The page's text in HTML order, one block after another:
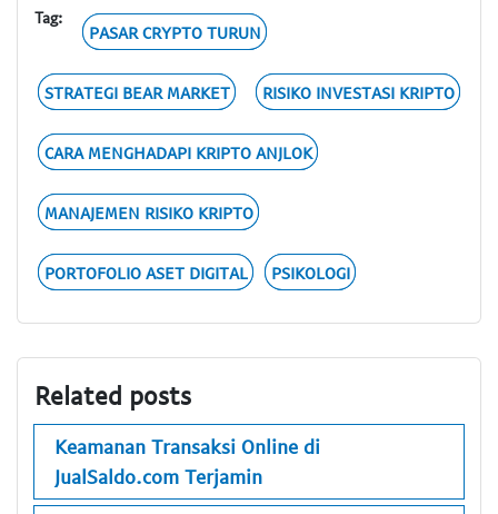
Tag:
PASAR CRYPTO TURUN
STRATEGI BEAR MARKET RISIKO INVESTASI KRIPTO
CARA MENGHADAPI KRIPTO ANJLOK
MANAJEMEN RISIKO KRIPTO
PORTOFOLIO ASET DIGITAL PSIKOLOGI
Related posts
Keamanan Transaksi Online di
JualSaldo.com Terjamin